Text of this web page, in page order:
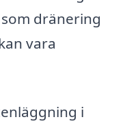
dränering
vara
i